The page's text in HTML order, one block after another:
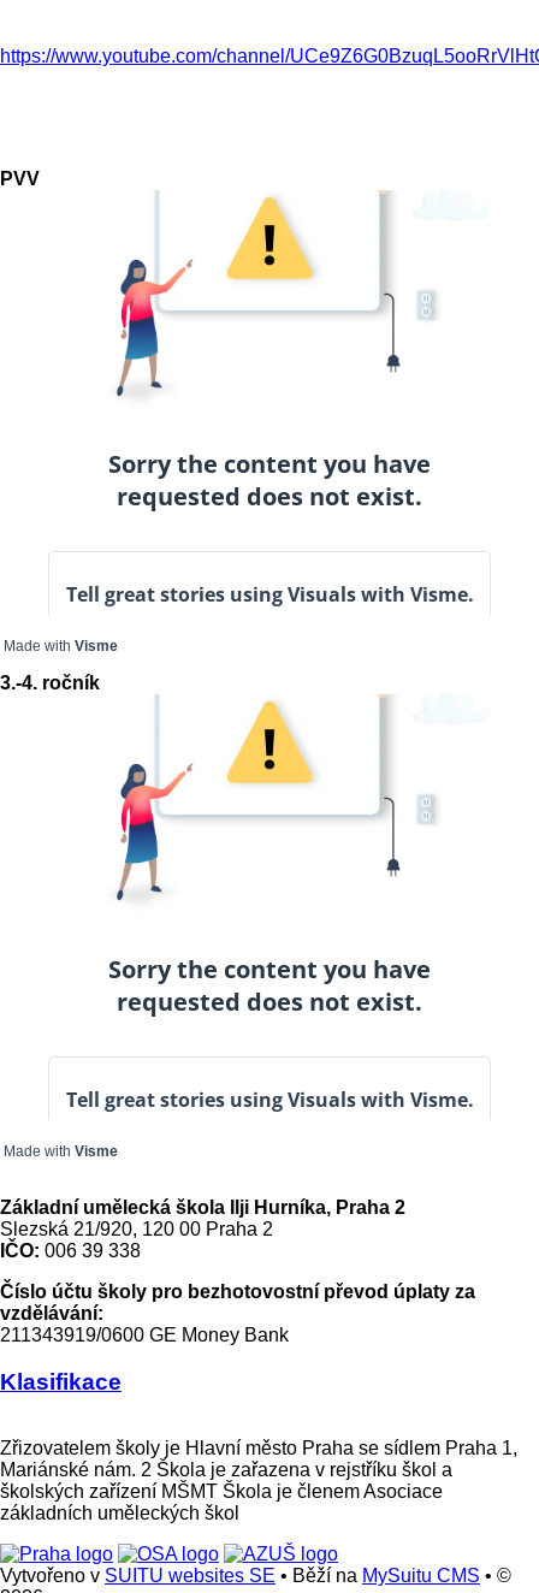
https://www.youtube.com/channel/
PVV
Made with Visme
3.-4. ročník
Made with Visme
Základní umělecká škola Ilji Hurníka, Praha 2
Slezská 21/920, 120 00 Praha 2
IČO: 006 39 338
Číslo účtu školy pro bezhotovostní převod úplaty za
vzdělávání:
211343919/0600 GE Money Bank
Klasifikace
Zřizovatelem školy je Hlavní město Praha se sídlem Praha 1,
Mariánské nám. 2 Škola je zařazena v rejstříku škol a
školských zařízení MŠMT Škola je členem Asociace
základních uměleckých škol
Vytvořeno v SUITU websites SE • Běží na MySuitu CMS • ©